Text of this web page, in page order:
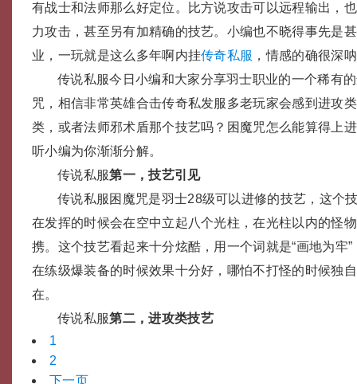
有战士和法师那么好定位。比方说攻击可以远程输出，
力攻击，甚至另有加精确的技艺。小编也不晓得事先是
业，一玩就是这么多年啊内挂传奇私服 ，情感的确很深
传说私服今日小编和大家分享羽士职业的一个稀有
咒，相信非常英雄合击传奇私发服多老玩家会感到进攻
类，或者法师邪术盾那个技艺吗？困魔咒怎么能算得上
听小编为你渐渐分解。
传说私服第一，技艺引见
传说私服困魔咒是羽士28级可以进修的技艺，这个
在发挥的时候会在空中立起八个光柱，在光柱以内的怪
携。这个技艺看起来十分炫酷，用一个词就是“画地为牢
在练级爆装备的时候效果十分好，哪怕不打怪的时候独
在。
传说私服第二，进攻类技艺
1
2
下一页